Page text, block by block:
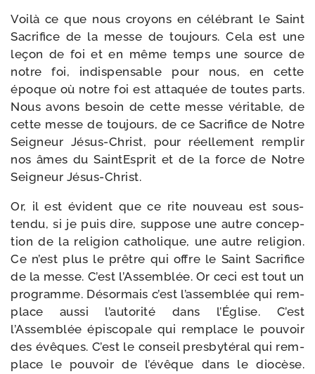
Voilà ce que nous croyons en célé­brant le Saint
Sacrifice de la messe de tou­jours. Cela est une
leçon de foi et en même temps une source de
notre foi, indis­pen­sable pour nous, en cette
époque où notre foi est atta­quée de toutes parts.
Nous avons besoin de cette messe véri­table, de
cette messe de tou­jours, de ce Sacrifice de Notre
Seigneur Jésus-​Christ, pour réel­le­ment rem­plir
nos âmes du SaintEsprit et de la force de Notre
Seigneur Jésus-Christ.
Or, il est évident que ce rite nou­veau est sous-​
tendu, si je puis dire, sup­pose une autre concep­
tion de la reli­gion catho­lique, une autre reli­gion.
Ce n’est plus le prêtre qui offre le Saint Sacrifice
de la messe. C’est l’Assemblée. Or ceci est tout un
pro­gramme. Désormais c’est l’assemblée qui rem­
place aus­si l’autorité dans l’Église. C’est
l’Assemblée épis­co­pale qui rem­place le pou­voir
des évêques. C’est le conseil pres­by­té­ral qui rem­
place le pou­voir de l’évêque dans le dio­cèse.